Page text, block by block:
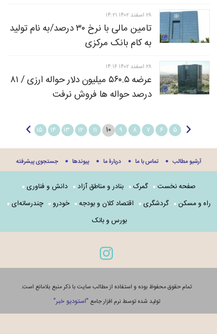
۲۸ اسفند ۱۴۰۲ ۱۴:۲۱
تامین مالی با نرخ ۳۰ درصد/به نام تولید
به کام بانک مرکزی
۲۸ اسفند ۱۴۰۲ ۱۴:۱۶
عرضه ۵۶۰.۵ میلیون دلار حواله ارزی / ۸۱
درصد حواله ها فروش نرفت
۵ ۶ ۷ ۸ ۹ ۱۰ ۱۱ ۱۲ ۱۳ ۱۴ ۱۵
آرشیو مطالب تماس با ما دربارۀ ما پيوندها جستجوی پيشرفته
صفحه نخست گمرک بنادر و مناطق آزاد
دانش و فناوری
راه و مسکن
گردشگری اقتصاد کلان و بودجه خودرو
چندرسانه‌ای
بورس و بانک
تمام حقوق محفوظ بوده و استفاده از مطالب سایت با ذکر منبع بلامانع است.
توليد شده توسط نرم افزار جامع ”استوديو خبر“